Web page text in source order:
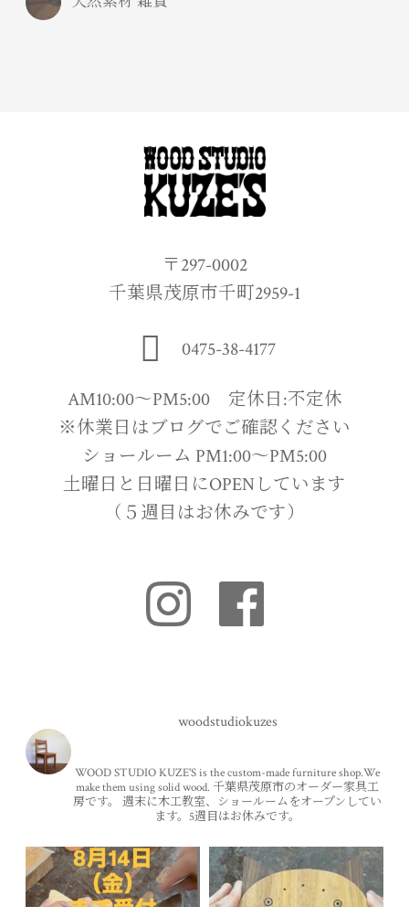
〒297-0002
千葉県茂原市千町2959-1
0475-38-4177
AM10:00〜PM5:00 定休日:不定休
※休業日はブログでご確認ください
ショールーム PM1:00〜PM5:00
土曜日と日曜日にOPENしています
（５週目はお休みです）
woodstudiokuzes
WOOD STUDIO KUZE'S is the custom-made furniture shop.We
make them using solid wood. 千葉県茂原市のオーダー家具工
房です。
週末に木工教室、ショールームをオープンしてい
ます。5週目はお休みです。